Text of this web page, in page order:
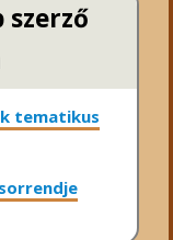
tematikus